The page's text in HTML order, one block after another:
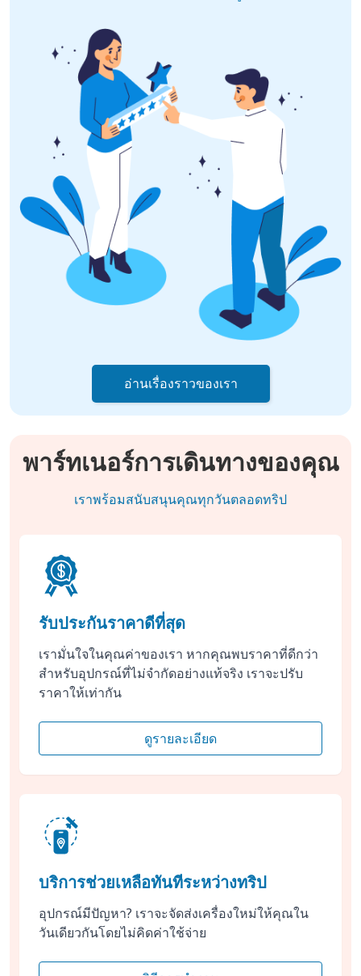
อ่านเรื่องราวของเรา
พาร์ทเนอร์การเดินทางของคุณ
เราพร้อมสนับสนุนคุณทุกวันตลอดทริป
รับประกันราคาดีที่สุด
เรามั่นใจในคุณค่าของเรา หากคุณพบราคาที่ดีกว่า
สำหรับอุปกรณ์ที่ไม่จำกัดอย่างแท้จริง เราจะปรับ
ราคาให้เท่ากัน
ดูรายละเอียด
บริการช่วยเหลือทันทีระหว่างทริป
อุปกรณ์มีปัญหา? เราจะจัดส่งเครื่องใหม่ให้คุณใน
วันเดียวกันโดยไม่คิดค่าใช้จ่าย